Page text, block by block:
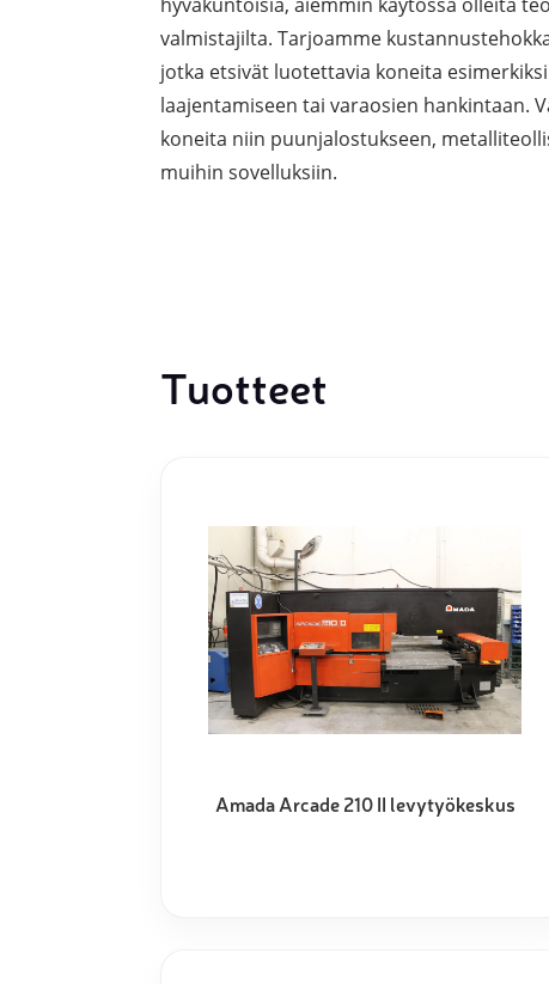
Laserpinnoituskoneet
Tarkkuuslaserit
Laserlasinleikkaus
Muut
taivutus
Planar ohutlevymittalaitteet
3D-mittauksen oheistuotteet
Muu laadunvalvonta
valmistajilta. Tarjoamme
jotka etsivät luotettavia koneita
laajentamiseen tai varaosien hankintaan.
koneita niin puunjalostukseen,
muihin sovelluksiin.
Tuotteet
Amada Arcade 210 II levytyökeskus